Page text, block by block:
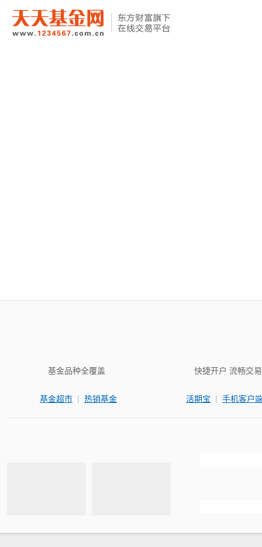
基金品种全覆盖
基金超市 | 热销基金
快捷开户 流畅交易
活期宝 | 手机客户